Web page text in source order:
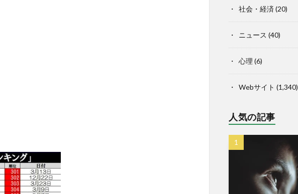
社会・経済(20)
ニュース (40)
心理 (6)
Webサイト (1,340)
人気の記事